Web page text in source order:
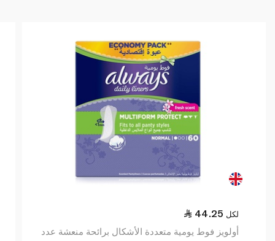
44.25 لكل
أولويز فوط يومية متعددة الأشكال برائحة منعشة عدد